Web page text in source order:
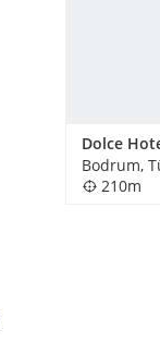
Dolce
Bodrum,
210m